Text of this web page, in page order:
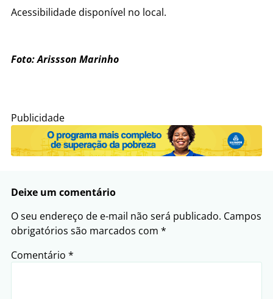
Acessibilidade disponível no local.
Foto: Arissson Marinho
Publicidade
Deixe um comentário
O seu endereço de e-mail não será publicado. Campos
obrigatórios são marcados com *
Comentário *